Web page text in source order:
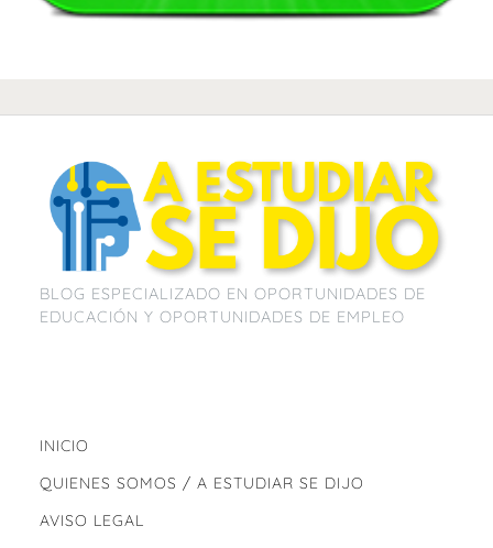
BLOG ESPECIALIZADO EN OPORTUNIDADES DE
EDUCACIÓN Y OPORTUNIDADES DE EMPLEO
INICIO
QUIENES SOMOS / A ESTUDIAR SE DIJO
AVISO LEGAL